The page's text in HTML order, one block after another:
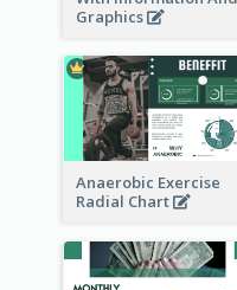
Graphics
Anaerobic Exercise
Radial Chart